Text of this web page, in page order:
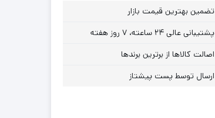
تضمین بهترین قیمت بازار
پشتیبانی عالی ۲۴ ساعته، ۷ روز هفته
اصالت کالاها از برترین برندها
ارسال توسط پست پیشتاز